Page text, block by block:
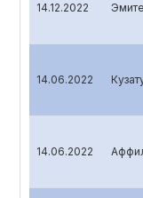
14.12.2022
14.06.2022
14.06.2022